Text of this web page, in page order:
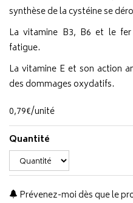
synthèse de la cystéine se
La vitamine B3, B6 et le
fatigue.
La vitamine E et son action
des dommages oxydatifs.
0,79€/unité
Quantité
Prévenez-moi dès que le